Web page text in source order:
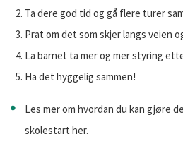
Ta dere god tid og gå flere turer
Prat om det som skjer langs veien
La barnet ta mer og mer styring
Ha det hyggelig sammen!
Les mer om hvordan du kan gjøre
skolestart her.